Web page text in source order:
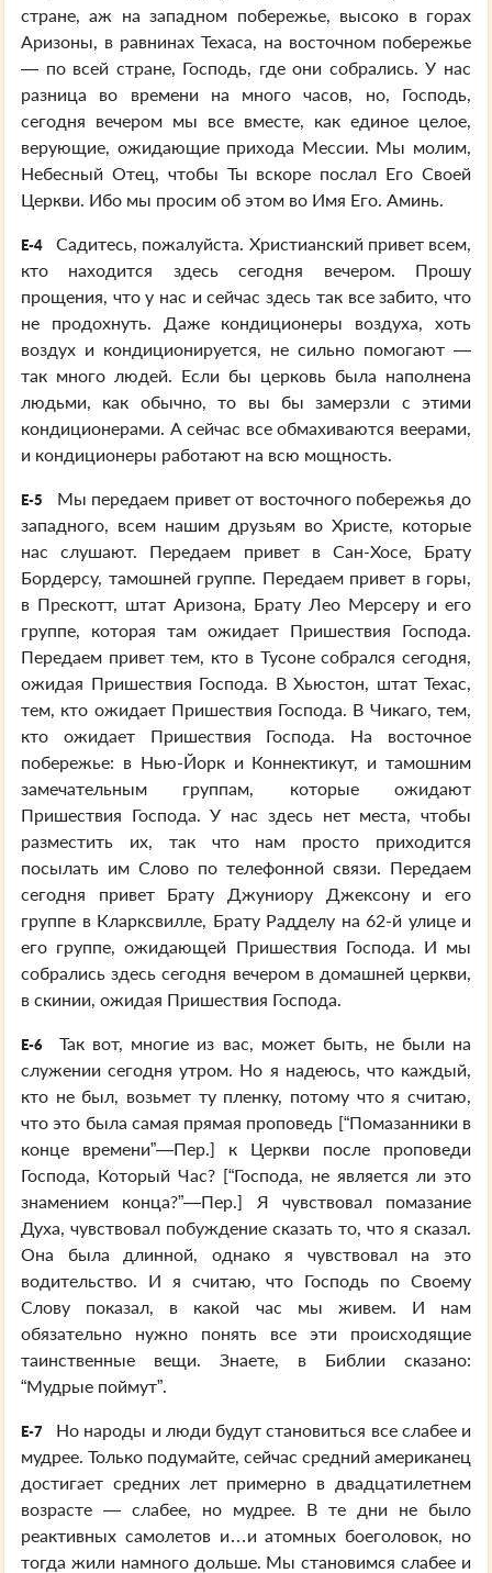
стране, аж на западном побережье, высоко в горах
Аризоны, в равнинах Техаса, на восточном побережье
— по всей стране, Господь, где они собрались. У нас
разница во времени на много часов, но, Господь,
сегодня вечером мы все вместе, как единое целое,
верующие, ожидающие прихода Мессии. Мы молим,
Небесный Отец, чтобы Ты вскоре послал Его Своей
Церкви. Ибо мы просим об этом во Имя Его. Аминь.
E-4
Садитесь, пожалуйста. Христианский привет всем,
кто находится здесь сегодня вечером. Прошу
прощения, что у нас и сейчас здесь так все забито, что
не продохнуть. Даже кондиционеры воздуха, хоть
воздух и кондиционируется, не сильно помогают —
так много людей. Если бы церковь была наполнена
людьми, как обычно, то вы бы замерзли с этими
кондиционерами. А сейчас все обмахиваются веерами,
и кондиционеры работают на всю мощность.
E-5
Мы передаем привет от восточного побережья до
западного, всем нашим друзьям во Христе, которые
нас слушают. Передаем привет в Сан-Хосе, Брату
Бордерсу, тамошней группе. Передаем привет в горы,
в Прескотт, штат Аризона, Брату Лео Мерсеру и его
группе, которая там ожидает Пришествия Господа.
Передаем привет тем, кто в Тусоне собрался сегодня,
ожидая Пришествия Господа. В Хьюстон, штат Техас,
тем, кто ожидает Пришествия Господа. В Чикаго, тем,
кто ожидает Пришествия Господа. На восточное
побережье: в Нью-Йорк и Коннектикут, и тамошним
замечательным группам, которые ожидают
Пришествия Господа. У нас здесь нет места, чтобы
разместить их, так что нам просто приходится
посылать им Слово по телефонной связи. Передаем
сегодня привет Брату Джуниору Джексону и его
группе в Кларксвилле, Брату Радделу на 62-й улице и
его группе, ожидающей Пришествия Господа. И мы
собрались здесь сегодня вечером в домашней церкви,
в скинии, ожидая Пришествия Господа.
E-6
Так вот, многие из вас, может быть, не были на
служении сегодня утром. Но я надеюсь, что каждый,
кто не был, возьмет ту пленку, потому что я считаю,
что это была самая прямая проповедь [“Помазанники в
конце времени”—Пер.] к Церкви после проповеди
Господа, Который Час? [“Господа, не является ли это
знамением конца?”—Пер.] Я чувствовал помазание
Духа, чувствовал побуждение сказать то, что я сказал.
Она была длинной, однако я чувствовал на это
водительство. И я считаю, что Господь по Своему
Слову показал, в какой час мы живем. И нам
обязательно нужно понять все эти происходящие
таинственные вещи. Знаете, в Библии сказано:
“Мудрые поймут”.
E-7
Но народы и люди будут становиться все слабее и
мудрее. Только подумайте, сейчас средний американец
достигает средних лет примерно в двадцатилетнем
возрасте — слабее, но мудрее. В те дни не было
реактивных самолетов и…и атомных боеголовок, но
тогда жили намного дольше. Мы становимся слабее и